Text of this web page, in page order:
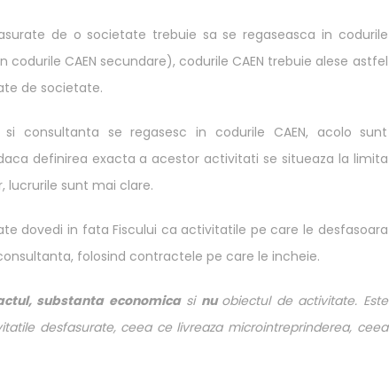
de o societate trebuie sa se regaseasca in codurile
codurile CAEN secundare), codurile CAEN trebuie alese astfel
de societate.
consultanta se regasesc in codurile CAEN, acolo sunt
definirea exacta a acestor activitati se situeaza la limita
lucrurile sunt mai clare.
dovedi in fata Fiscului ca activitatile pe care le desfasoara
folosind contractele pe care le incheie.
substanta economicasi nu obiectul de activitate. Este
desfasurate, ceea ce livreaza microintreprinderea, ceea